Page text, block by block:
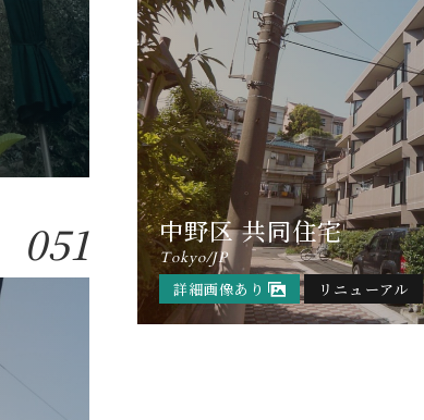
中野区 共同住宅
Tokyo/JP
詳細画像あり リニューアル
051